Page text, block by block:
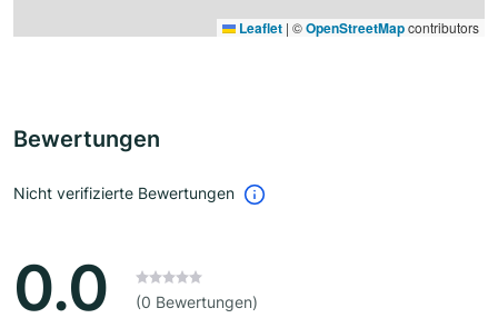
Leaflet | ©OpenStreetMapcontributors
Bewertungen
Nicht verifizierte Bewertungen
0.0 (0 Bewertungen)